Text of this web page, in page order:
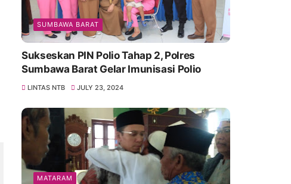
SUMBAWA BARAT
Sukseskan PIN Polio Tahap 2, Polres
Sumbawa Barat Gelar Imunisasi Polio
LINTAS NTB JULY 23, 2024
MATARAM